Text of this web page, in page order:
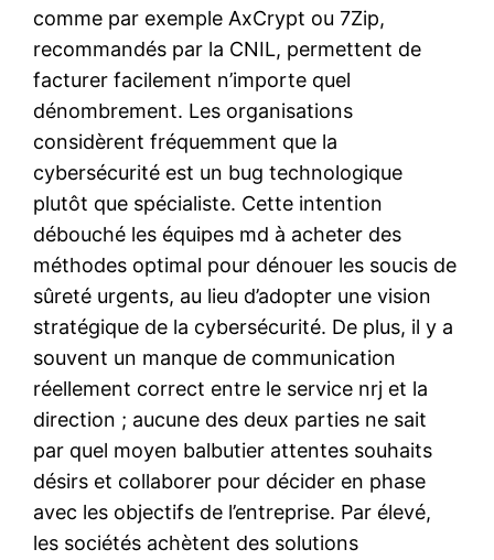
comme par exemple AxCrypt ou 7Zip,
recommandés par la CNIL, permettent de
facturer facilement n’importe quel
dénombrement. Les organisations
considèrent fréquemment que la
cybersécurité est un bug technologique
plutôt que spécialiste. Cette intention
débouché les équipes md à acheter des
méthodes optimal pour dénouer les soucis de
sûreté urgents, au lieu d’adopter une vision
stratégique de la cybersécurité. De plus, il y a
souvent un manque de communication
réellement correct entre le service nrj et la
direction ; aucune des deux parties ne sait
par quel moyen balbutier attentes souhaits
désirs et collaborer pour décider en phase
avec les objectifs de l’entreprise. Par élevé,
les sociétés achètent des solutions